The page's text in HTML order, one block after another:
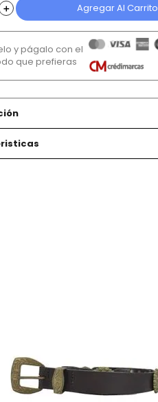
＋ Agregar Al Carrito
y págalo con el
que prefieras